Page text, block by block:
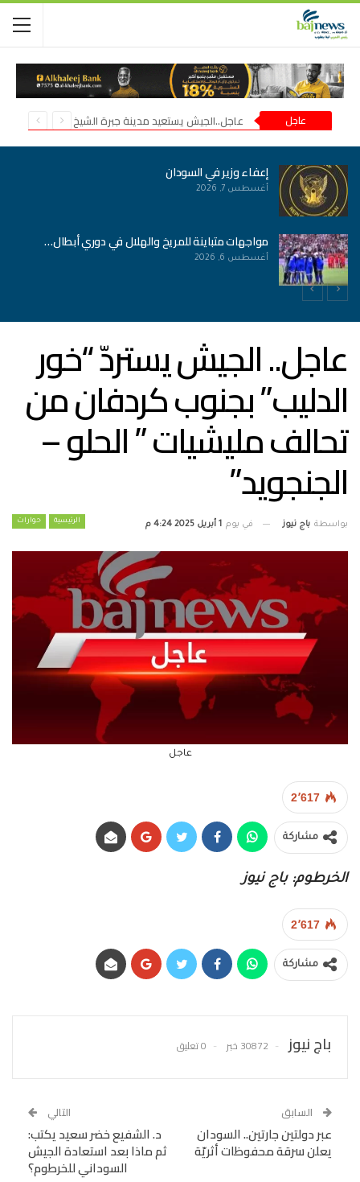
عاجل عاجل..الجيش يستعيد مدينة جبرة الشيخ في شمال كردفان
إعفاء وزير في السودان
أغسطس 7, 2026
مواجهات متباينة للمريخ والهلال في دوري أبطال…
أغسطس 6, 2026
عاجل.. الجيش يستردّ “خور
الدليب” بجنوب كردفان من
تحالف مليشيات ” الحلو –
الجنجويد”
الرئيسية حوارات بواسطة باج نيوز في يوم 1 أبريل 2025 4:24 م
عاجل
2٬617
مشاركة
الخرطوم: باج نيوز
2٬617
مشاركة
باج نيوز 30872 خبر 0 تعليق
السابق
عبر دولتين جارتين.. السودان
يعلن سرقة محفوظات أثريّة
التالي
د. الشفيع خضر سعيد يكتب:
ثم ماذا بعد استعادة الجيش
السوداني للخرطوم؟